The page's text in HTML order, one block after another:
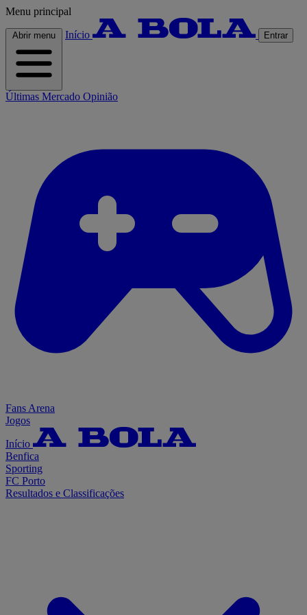
Menu principal
Abrir menu Início Entrar
Últimas Mercado Opinião
Fans Arena
Jogos
Início
Benfica
Sporting
FC Porto
Resultados e Classificações